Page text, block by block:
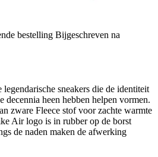
bestelling Bijgeschreven na
sneakers die de identiteit
decennia heen hebben helpen vormen.
zware Fleece stof voor zachte warmte
Air logo is in rubber op de borst
de naden maken de afwerking